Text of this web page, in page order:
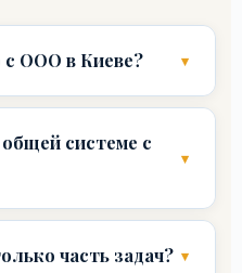
с ООО в Киеве?
системе с
часть задач?